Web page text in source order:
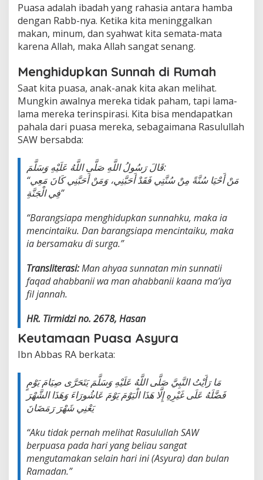
Puasa adalah ibadah yang rahasia antara hamba
dengan Rabb-nya. Ketika kita meninggalkan
makan, minum, dan syahwat kita semata-mata
karena Allah, maka Allah sangat senang.
Menghidupkan Sunnah di Rumah
Saat kita puasa, anak-anak kita akan melihat.
Mungkin awalnya mereka tidak paham, tapi lama-
lama mereka terinspirasi. Kita bisa mendapatkan
pahala dari puasa mereka, sebagaimana Rasulullah
SAW bersabda:
قَالَ رَسُولُ اللَّهِ صَلَّى اللَّهُ عَلَيْهِ وَسَلَّمَ:
“مَنْ أَحْيَا سُنَّةً مِنْ سُنَّتِي فَقَدْ أَحَبَّنِي، وَمَنْ أَحَبَّنِي كَانَ مَعِي
فِي الْجَنَّةِ”
“Barangsiapa menghidupkan sunnahku, maka ia
mencintaiku. Dan barangsiapa mencintaiku, maka
ia bersamaku di surga.”
Transliterasi:Man ahyaa sunnatan min sunnatii
faqad ahabbanii wa man ahabbanii kaana ma’iya
fil jannah.
HR. Tirmidzi no. 2678, Hasan
Keutamaan Puasa Asyura
Ibn Abbas RA berkata:
مَا رَأَيْتُ النَّبِيَّ صَلَّى اللَّهُ عَلَيْهِ وَسَلَّمَ يَتَحَرَّى صِيَامَ يَوْمٍ
فَضَّلَهُ عَلَى غَيْرِهِ إِلَّا هَذَا الْيَوْمَ يَوْمَ عَاشُورَاءَ وَهَذَا الشَّهْرَ
يَعْنِي شَهْرَ رَمَضَانَ
“Aku tidak pernah melihat Rasulullah SAW
berpuasa pada hari yang beliau sangat
mengutamakan selain hari ini (Asyura) dan bulan
Ramadan.”